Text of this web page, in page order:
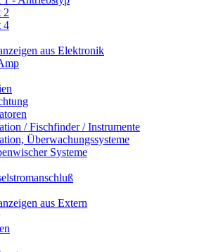
2
4
aus Elektronik
/ Fischfinder / Instrumente
Überwachungssysteme
Systeme
aus Extern